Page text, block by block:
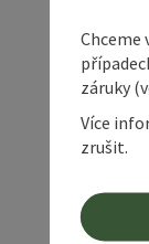
Chceme
záruky
Více
zrušit.